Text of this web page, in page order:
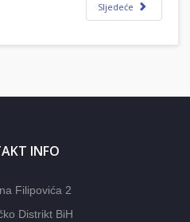
Sljedeće
INFO
Filipovića 2
Distrikt BiH